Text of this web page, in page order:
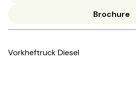
Brochure
Vorkheftruck Diesel